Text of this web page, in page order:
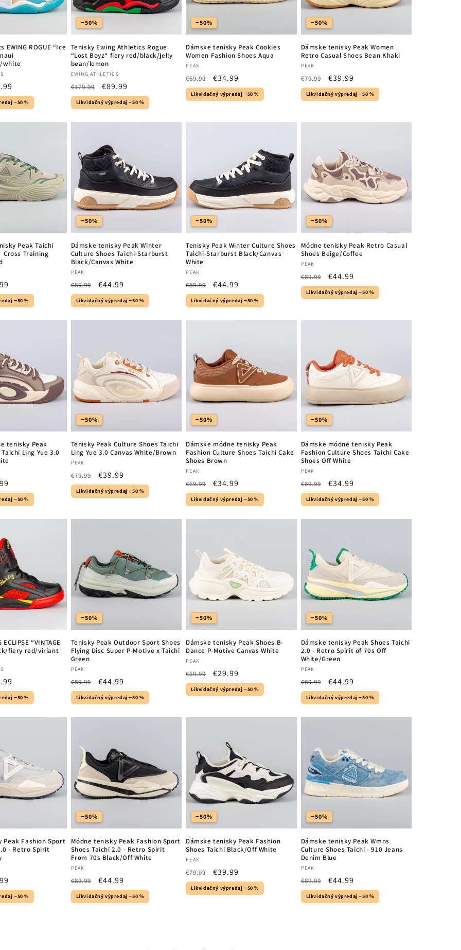
EWING ROGUE “Ice
white
−50 %
−50%
Tenisky Ewing Athletics Rogue
“Lost Boyz“ fiery red/black/jelly
bean/lemon
Vendor:
EWING ATHLETICS
Regular
price
€179.99
Sale
price
€89.99
Likvidačný výpredaj −50 %
−50%
Dámske tenisky Peak Cookies
Women Fashion Shoes Aqua
Vendor:
PEAK
Regular
price
€69.99
Sale
price
€34.99
Likvidačný výpredaj −50 %
−50%
Dámske tenisky Peak Women
Retro Casual Shoes Bean Khaki
Vendor:
PEAK
Regular
price
€79.99
Sale
price
€39.99
Likvidačný výpredaj −50 %
Peak Taichi
Training
−50 %
−50%
Dámske tenisky Peak Winter
Culture Shoes Taichi-Starburst
Black/Canvas White
Vendor:
PEAK
Regular
price
€89.99
Sale
price
€44.99
Likvidačný výpredaj −50 %
−50%
Tenisky Peak Winter Culture Shoes
Taichi-Starburst Black/Canvas
White
Vendor:
PEAK
Regular
price
€89.99
Sale
price
€44.99
Likvidačný výpredaj −50 %
−50%
Módne tenisky Peak Retro Casual
Shoes Beige/Coffee
Vendor:
PEAK
Regular
price
€89.99
Sale
price
€44.99
Likvidačný výpredaj −50 %
tenisky Peak
Ling Yue 3.0
−50 %
−50%
Tenisky Peak Culture Shoes Taichi
Ling Yue 3.0 Canvas White/Brown
Vendor:
PEAK
Regular
price
€79.99
Sale
price
€39.99
Likvidačný výpredaj −50 %
−50%
Dámske módne tenisky Peak
Fashion Culture Shoes Taichi Cake
Shoes Brown
Vendor:
PEAK
Regular
price
€69.99
Sale
price
€34.99
Likvidačný výpredaj −50 %
−50%
Dámske módne tenisky Peak
Fashion Culture Shoes Taichi Cake
Shoes Off White
Vendor:
PEAK
Regular
price
€69.99
Sale
price
€34.99
Likvidačný výpredaj −50 %
“VINTAGE
fiery red/viriant
−50 %
−50%
Tenisky Peak Outdoor Sport Shoes
Flying Disc Super P-Motive x Taichi
Green
Vendor:
PEAK
Regular
price
€89.99
Sale
price
€44.99
Likvidačný výpredaj −50 %
−50%
Dámske tenisky Peak Shoes B-
Dance P-Motive Canvas White
Vendor:
PEAK
Regular
price
€59.99
Sale
price
€29.99
Likvidačný výpredaj −50 %
−50%
Dámske tenisky Peak Shoes Taichi
2.0 - Retro Spirit of 70s Off
White/Green
Vendor:
PEAK
Regular
price
€89.99
Sale
price
€44.99
Likvidačný výpredaj −50 %
Peak Fashion Sport
- Retro Spirit
−50 %
−50%
Módne tenisky Peak Fashion Sport
Shoes Taichi 2.0 - Retro Spirit
From 70s Black/Off White
Vendor:
PEAK
Regular
price
€89.99
Sale
price
€44.99
Likvidačný výpredaj −50 %
−50%
Dámske tenisky Peak Fashion
Shoes Taichi Black/Off White
Vendor:
PEAK
Regular
price
€79.99
Sale
price
€39.99
Likvidačný výpredaj −50 %
−50%
Dámske tenisky Peak Wmns
Culture Shoes Taichi - 910 Jeans
Denim Blue
Vendor:
PEAK
Regular
price
€89.99
Sale
price
€44.99
Likvidačný výpredaj −50 %